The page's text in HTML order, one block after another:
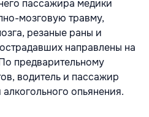
пассажира медики
мозговую травму,
резаные раны и
направлены на
предварительному
водитель и пассажир
опьянения.